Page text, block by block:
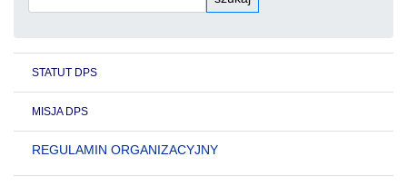
STATUT DPS
MISJA DPS
REGULAMIN ORGANIZACYJNY